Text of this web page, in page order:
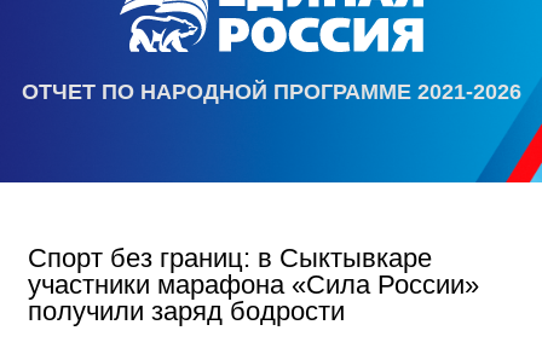
ОТЧЕТ ПО НАРОДНОЙ ПРОГРАММЕ 2021-2026
Спорт без границ: в Сыктывкаре
участники марафона «Сила России»
получили заряд бодрости